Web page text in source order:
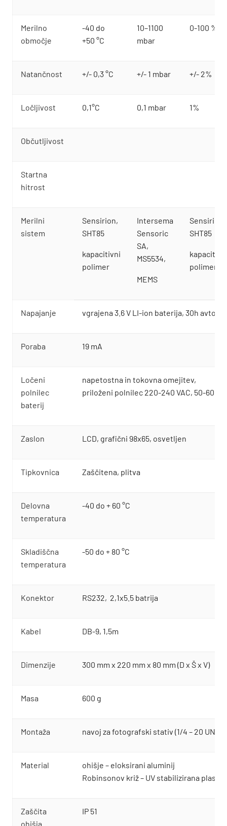
Merilno
območje
-40 do
+50 °C
10–1100
mbar
0-100
Natančnost +/- 0,3 °C +/- 1 mbar +/- 2%
Ločljivost 0,1°C 0,1 mbar 1%
Občutljivost
Startna
hitrost
Merilni
sistem
Sensirion,
SHT85
kapacitivni
polimer
Intersema
Sensoric
SA,
MS5534,
MEMS
Sensirion,
SHT85
polimer
Napajanje vgrajena 3.6 V LI-ion baterija, 30h
Poraba 19 mA
Ločeni
polnilec
baterij
napetostna in tokovna omejitev,
priloženi polnilec 220-240 VAC, 50-60
Zaslon LCD, grafični 98x65, osvetljen
Tipkovnica Zaščitena, plitva
Delovna
temperatura
-40 do + 60 °C
Skladiščna
temperatura
-50 do + 80 °C
Konektor RS232, 2,1x5.5 batrija
Kabel DB-9, 1,5m
Dimenzije 300 mm x 220 mm x 80 mm (D x Š x V)
Masa 600 g
Montaža navoj za fotografski stativ (1/4 – 20 UNC)
Material
ohišje – eloksirani aluminij
Robinsonov križ – UV stabilizirana
Zaščita
ohišja
IP 51